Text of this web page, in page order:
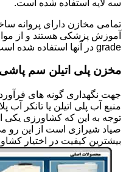
سه لایه استفاده شده است.
تمامی مخازن دارای پروانه
grade در آنها استفاده شده است.
مخزن پلی اتیلن سم پاشی
جهت نگهداری گونه های
منبع آب پلی اتیلن یا تانکر آب
توجه به این که کشاورزی یکی
صیاد شیرازی است از این رو
بیشترین کیفیت در اختیار